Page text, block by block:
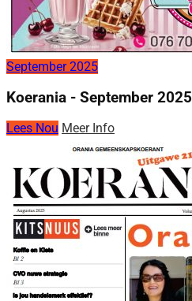
September 2025
Koerania - September 2025
Lees Nou Meer Info